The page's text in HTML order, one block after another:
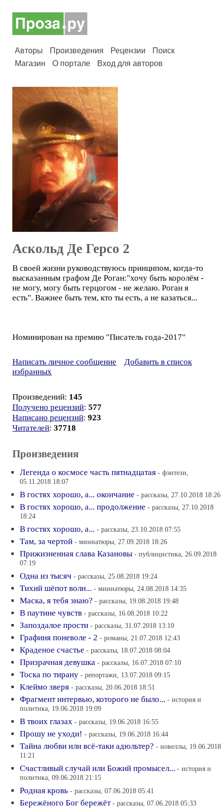
Авторы Произведения Рецензии
Поиск
Магазин
О портале Вход для авторов
Аскольд Де Герсо 2
В своей жизни руководствуюсь принципом, когда-то
высказанным графом Де Роган:"хочу быть королём -
не могу, могу быть герцогом - не желаю. Роган я
есть". Важнее быть тем, кто ты есть, а не казаться...
Номинирован на премию "Писатель года-2017"
Написать личное сообщение
Добавить в список
избранных
Произведений: 145
Получено рецензий: 577
Написано рецензий: 923
Читателей: 37718
Произведения
Легенда о космосе часть пятнадцатая - фэнтези,
05.11.2018 18:07
В гостях хорошо, а... окончание - рассказы, 27.10.2018 18:26
В гостях хорошо, а... продолжение - рассказы, 27.10.2018
18:24
В гостях хорошо, а... - рассказы, 23.10.2018 07:55
Там, за чертой - миниатюры, 27.09.2018 18:26
Прижизненная слава Казановы - публицистика, 26.09.2018
07:19
Одна из тысяч - рассказы, 25.08.2018 19:24
Тихий шёпот волн... - миниатюры, 24.08.2018 14:35
Маска, я тебя знаю? - рассказы, 19.08.2018 19:48
В паутине чувств - рассказы, 16.08.2018 10:22
Запоздалое прости - рассказы, 31.07.2018 13:10
Графиня поневоле - 2 - романы, 21.07.2018 12:43
Краденое счастье - рассказы, 18.07.2018 08:04
Призрачная девушка - рассказы, 16.07.2018 07:10
Тоска по тирану - репортажи, 13.07.2018 09:15
Клеймо зверя - рассказы, 20.06.2018 18:51
Фрагмент интервью, которого не было... - история и
политика, 19.06.2018 19:09
В твоих глазах - рассказы, 19.06.2018 16:55
Прошу не уходи! - рассказы, 19.06.2018 16:44
Тайна любви или всё-таки адюльтер? - новеллы, 19.06.2018
11:21
Счастливый случай или Божий промысел... - история и
политика, 09.06.2018 21:15
Родная кровь - рассказы, 07.06.2018 05:41
Бережёного Бог бережёт - рассказы, 07.06.2018 05:33